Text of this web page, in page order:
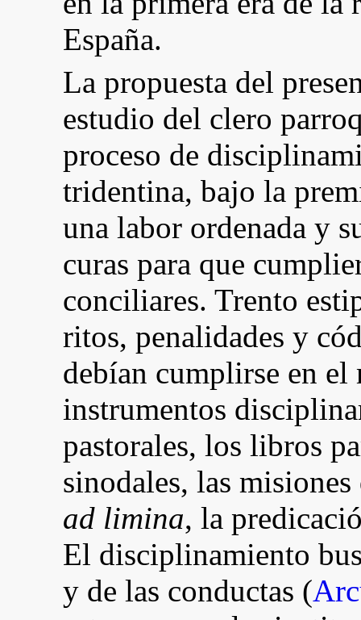
España.
La propuesta del
estudio del clero
proceso de
tridentina, bajo la
una labor ordenada y
curas para que
conciliares. Trento
ritos, penalidades y
debían cumplirse en
instrumentos
pastorales, los libros
sinodales, las
ad limina, la
El disciplinamiento
y de las conductas (